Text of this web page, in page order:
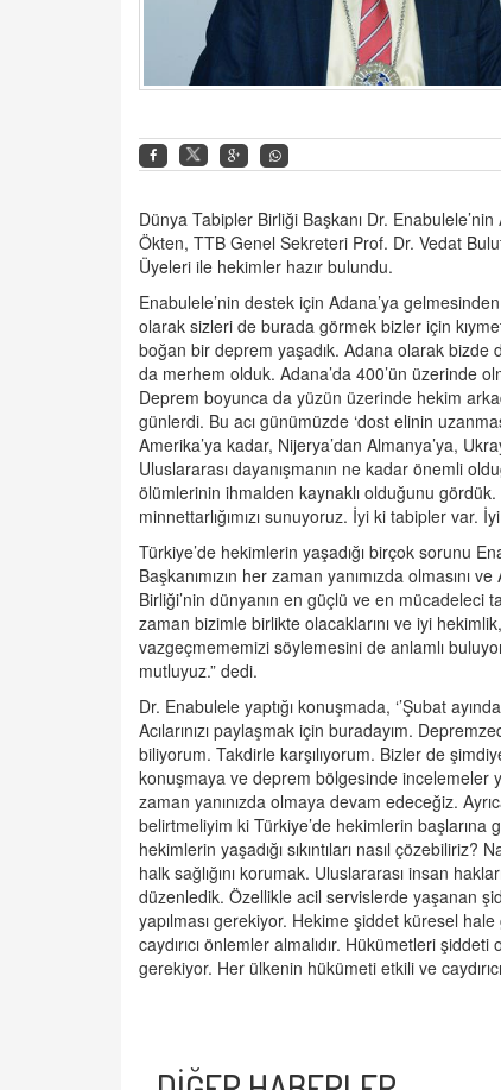
Dünya Tabipler Birliği Başkanı Dr.
Ökten, TTB Genel Sekreteri Prof. Dr. Vedat
Üyeleri ile hekimler hazır bulundu.
Enabulele’nin destek için Adana’ya
olarak sizleri de burada görmek bizler için
boğan bir deprem yaşadık. Adana olarak bizde
da merhem olduk. Adana’da 400’ün üzerinde
Deprem boyunca da yüzün üzerinde hekim
günlerdi. Bu acı günümüzde ‘dost elinin
Amerika’ya kadar, Nijerya’dan Almanya’ya,
Uluslararası dayanışmanın ne kadar önemli
ölümlerinin ihmalden kaynaklı olduğunu
minnettarlığımızı sunuyoruz. İyi ki tabipler var.
Türkiye’de hekimlerin yaşadığı birçok sorunu
Başkanımızın her zaman yanımızda olmasını
Birliği’nin dünyanın en güçlü ve en
zaman bizimle birlikte olacaklarını ve iyi
vazgeçmememizi söylemesini de anlamlı
mutluyuz.” dedi.
Dr. Enabulele yaptığı konuşmada, ‘’Şubat
Acılarınızı paylaşmak için buradayım.
biliyorum. Takdirle karşılıyorum. Bizler de
konuşmaya ve deprem bölgesinde incelemeler
zaman yanınızda olmaya devam edeceğiz.
belirtmeliyim ki Türkiye’de hekimlerin
hekimlerin yaşadığı sıkıntıları nasıl
halk sağlığını korumak. Uluslararası insan
düzenledik. Özellikle acil servislerde yaşanan
yapılması gerekiyor. Hekime şiddet küresel
caydırıcı önlemler almalıdır. Hükümetleri
gerekiyor. Her ülkenin hükümeti etkili ve